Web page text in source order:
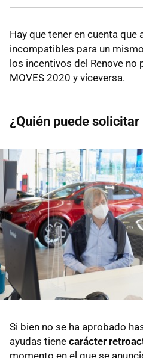
Hay que tener en cuenta que
incompatibles para un
los incentivos del Renove no
MOVES 2020 y viceversa.
¿Quién puede solicitar
Si bien no se ha aprobado
ayudas tiene carácter
momento en el que se